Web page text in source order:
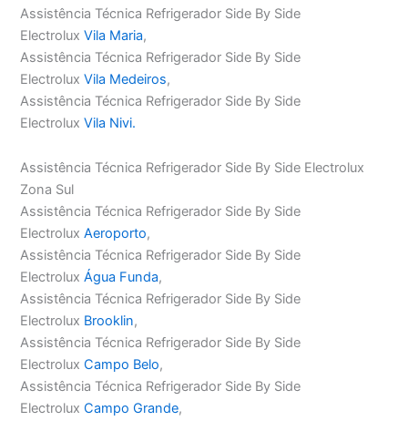
Assistência Técnica Refrigerador Side By Side
ElectroluxVila Maria,
Assistência Técnica Refrigerador Side By Side
ElectroluxVila Medeiros,
Assistência Técnica Refrigerador Side By Side
ElectroluxVila Nivi.
Assistência Técnica Refrigerador Side By Side Electrolux
Zona Sul
Assistência Técnica Refrigerador Side By Side
ElectroluxAeroporto,
Assistência Técnica Refrigerador Side By Side
ElectroluxÁgua Funda,
Assistência Técnica Refrigerador Side By Side
Electrolux Brooklin,
Assistência Técnica Refrigerador Side By Side
ElectroluxCampo Belo,
Assistência Técnica Refrigerador Side By Side
ElectroluxCampo Grande,